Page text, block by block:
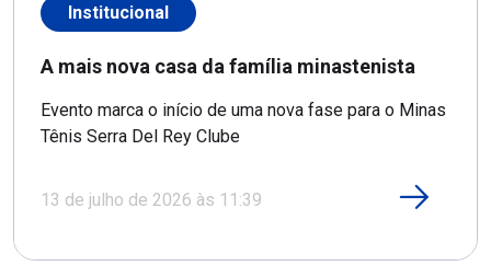
Institucional
A mais nova casa da família minastenista
Evento marca o início de uma nova fase para o Minas
Tênis Serra Del Rey Clube
13 de julho de 2026 às 11:39